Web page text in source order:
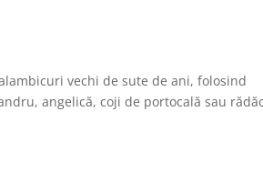
vechi de sute de ani, folosind
angelică, coji de portocală sau